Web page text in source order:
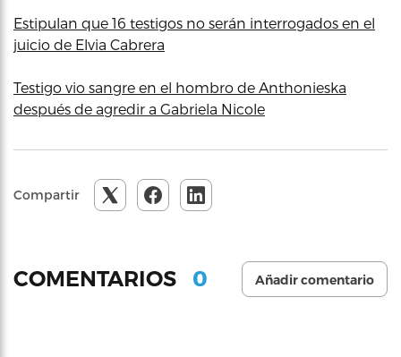
Estipulan que 16 testigos no serán interrogados en el
juicio de Elvia Cabrera
Testigo vio sangre en el hombro de Anthonieska
después de agredir a Gabriela Nicole
Compartir
COMENTARIOS 0 Añadir comentario